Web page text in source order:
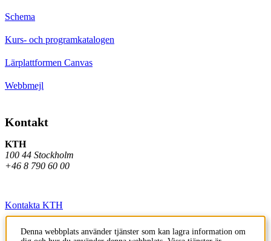
Schema
Kurs- och programkatalogen
Lärplattformen Canvas
Webbmejl
Kontakt
KTH
100 44 Stockholm
+46 8 790 60 00
Kontakta KTH
Jobba på KTH
Denna webbplats använder tjänster som kan lagra information om